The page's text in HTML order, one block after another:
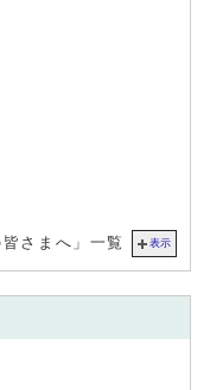
皆さまへ」一覧 表示